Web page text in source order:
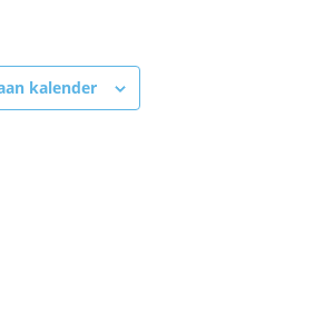
kalender